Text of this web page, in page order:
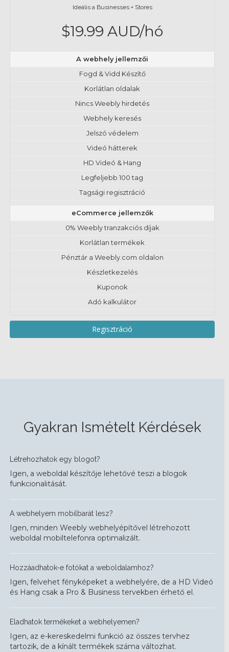
Ideális a Businesses + Stores
$19.99 AUD/hó
A webhely jellemzői
Fogd & Vidd Készítő
Korlátlan oldalak
Nincs Weebly hirdetés
Webhely keresés
Jelszó védelem
Videó hátterek
HD Videó & Hang
Legfeljebb 100 tag
Tagsági regisztráció
eCommerce jellemzők
0% Weebly tranzakciós díjak
Korlátlan termékek
Pénztár a Weebly.com oldalon
Készletkezelés
Kuponok
Adó kalkulátor
Regisztráció
Gyakran Ismételt Kérdések
Létrehozhatok egy blogot?
Igen, a weboldal készítője lehetővé teszi a blogok
funkcionalitását.
A webhelyem mobilbarát lesz?
Igen, minden Weebly webhelyépítővel létrehozott
weboldal mobiltelefonra optimalizált.
Hozzáadhatok-e fotókat a weboldalamhoz?
Igen, felvehet fényképeket a webhelyére, de a HD Videó
és Hang csak a Pro & Business tervekben érhető el.
Eladhatok termékeket a webhelyemen?
Igen, az e-kereskedelmi funkció az összes tervhez
tartozik, de a kínált termékek száma változhat.